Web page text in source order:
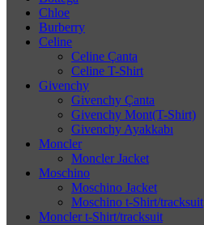
Chloe
Burberry
Celine
Celine Çanta
Celine T-Shirt
Givenchy
Givenchy Çanta
Givenchy Mont(T-Shirt)
Givenchy Ayakkabı
Moncler
Moncler Jacket
Moschino
Moschino Jacket
Moschino t-Shirt/tracksuit
Moncler t-Shirt/tracksuit